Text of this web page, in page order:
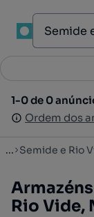
1-0 de 0
Ordem dos
1-0 de 0
Ordem dos
... Semide e Rio
Rio Vide,